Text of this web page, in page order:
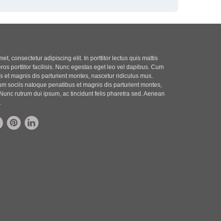
consectetur adipiscing elit. In porttitor lectus quis mattis
porttitor facilisis. Nunc egestas eget leo vel dapibus. Cum
et magnis dis parturient montes, nascetur ridiculus mus.
sociis natoque penatibus et magnis dis parturient montes,
rutrum dui ipsum, ac tincidunt felis pharetra sed. Aenean